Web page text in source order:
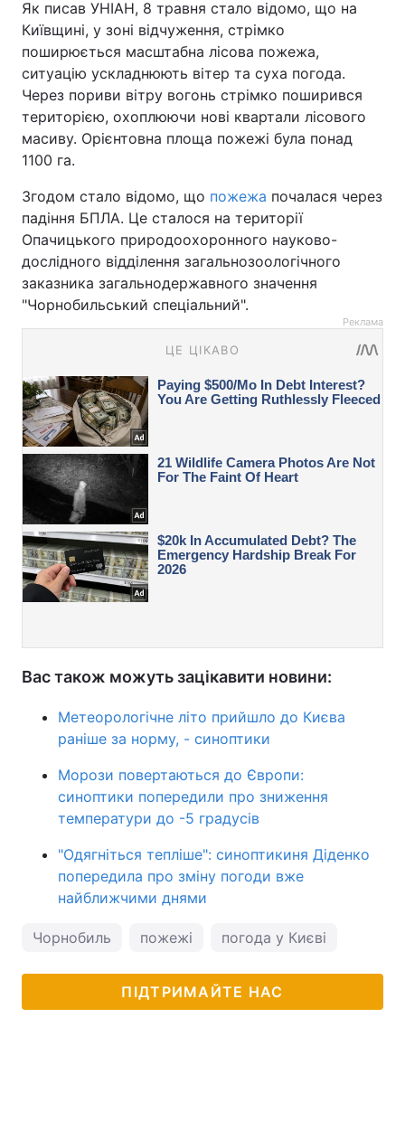
Як писав УНІАН, 8 травня стало відомо, що на
Київщині, у зоні відчуження, стрімко
поширюється масштабна лісова пожежа,
ситуацію ускладнюють вітер та суха погода.
Через пориви вітру вогонь стрімко поширився
територією, охоплюючи нові квартали лісового
масиву. Орієнтовна площа пожежі була понад
1100 га.
Згодом стало відомо, що пожежа почалася через
падіння БПЛА. Це сталося на території
Опачицького природоохоронного науково-
дослідного відділення загальнозоологічного
заказника загальнодержавного значення
"Чорнобильський спеціальний".
Реклама
Вас також можуть зацікавити новини:
Метеорологічне літо прийшло до Києва
раніше за норму, - синоптики
Морози повертаються до Європи:
синоптики попередили про зниження
температури до -5 градусів
"Одягніться тепліше": синоптикиня Діденко
попередила про зміну погоди вже
найближчими днями
Чорнобиль пожежі погода у Києві
ПІДТРИМАЙТЕ НАС